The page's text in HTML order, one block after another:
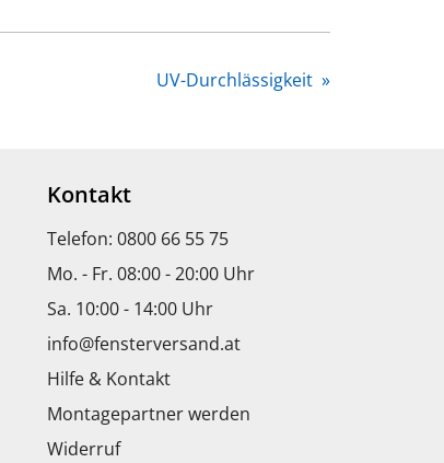
UV-Durchlässigkeit »
Kontakt
Telefon: 0800 66 55 75
Mo. - Fr. 08:00 - 20:00 Uhr
Sa. 10:00 - 14:00 Uhr
info@fensterversand.at
Hilfe & Kontakt
Montagepartner werden
Widerruf